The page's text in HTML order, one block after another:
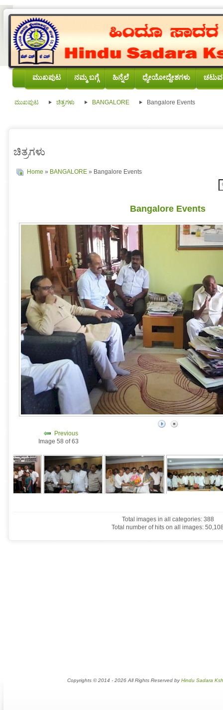
ಮುಖಪುಟ ನಮ್ಮ ಬಗ್ಗೆ ಹಿನ್ನೆಲೆ ಧ್ಯೇಯೋದ್ದೇಶಗಳು
ಮುಖಪುಟ ಚಿತ್ರಗಳು BANGALORE Bangalore Events
ಚಿತ್ರಗಳು
Home » BANGALORE » Bangalore Events
Bangalore Events
Previous
Image 58 of 63
Total images in all categories: 388
Total number of hits on all images:
Copyrights © 2014 - 2026 All Rights Reserved byHindu Sadara